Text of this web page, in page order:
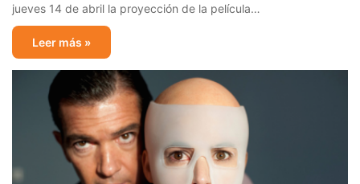
jueves 14 de abril la proyección de la película…
Leer más »